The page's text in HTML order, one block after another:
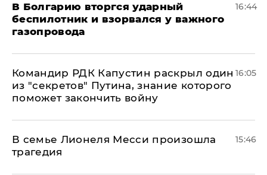
В Болгарию вторгся ударный
беспилотник и взорвался у важного
газопровода
16:44
Командир РДК Капустин раскрыл один
из "секретов" Путина, знание которого
поможет закончить войну
16:05
В семье Лионеля Месси произошла
трагедия
15:46